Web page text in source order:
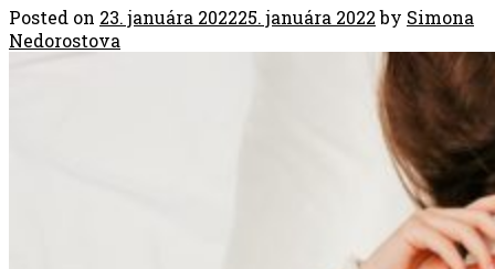
Posted on 23. januára 202225. januára 2022by Simona
Nedorostova